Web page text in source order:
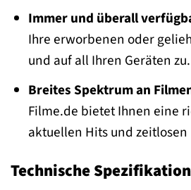
Immer und überall
Ihre erworbenen oder
und auf all Ihren Geräten zu.
Breites Spektrum an
Filme.de bietet Ihnen eine
aktuellen Hits und
Technische